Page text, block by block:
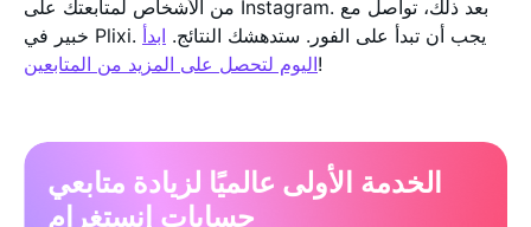
من الأشخاص لمتابعتك على Instagram. بعد ذلك، تواصل مع
خبير في Plixi. يجب أن تبدأ على الفور. ستدهشك النتائج. ابدأ
اليوم لتحصل على المزيد من المتابعين!
الخدمة الأولى عالميًا لزيادة متابعي
حسابات إنستغرام